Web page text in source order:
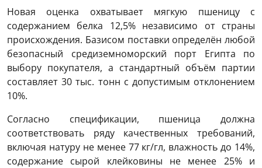
Новая оценка охватывает мягкую пшеницу с
содержанием белка 12,5% независимо от страны
происхождения. Базисом поставки определён любой
безопасный средиземноморский порт Египта по
выбору покупателя, а стандартный объём партии
составляет 30 тыс. тонн с допустимым отклонением
10%.
Согласно спецификации, пшеница должна
соответствовать ряду качественных требований,
включая натуру не менее 77 кг/гл, влажность до 14%,
содержание сырой клейковины не менее 25% и